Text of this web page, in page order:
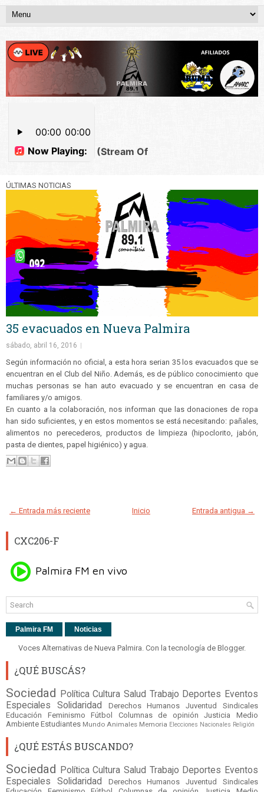
ÚLTIMAS NOTICIAS
35 evacuados en Nueva Palmira
sábado, abril 16, 2016
Según información no oficial, a esta hora serian 35 los evacuados que se
encuentran en el Club del Niño. Además, es de público conocimiento que
muchas personas se han auto evacuado y se encuentran en casa de
familiares y/o amigos.
En cuanto a la colaboración, nos informan que las donaciones de ropa
han sido suficientes, y en estos momentos se está necesitando: pañales,
alimentos no perecederos, productos de limpieza (hipoclorito, jabón,
pasta de dientes, papel higiénico) y agua.
← Entrada más reciente Entrada antigua →
Inicio
CXC206-F
Palmira FM Noticias
Voces Alternativas de Nueva Palmira. Con la tecnología de Blogger.
¿QUÉ BUSCÁS?
Sociedad Política Cultura Salud Trabajo Deportes Eventos
Especiales
Solidaridad Derechos Humanos Juventud
Sindicales
Educación
Feminismo Fútbol Columnas de opinión Justicia
Medio
Ambiente Estudiantes Mundo Animales Memoria Elecciones Nacionales Religión
¿QUÉ ESTÁS BUSCANDO?
Sociedad Política Cultura Salud Trabajo Deportes Eventos
Especiales
Solidaridad Derechos Humanos Juventud
Sindicales